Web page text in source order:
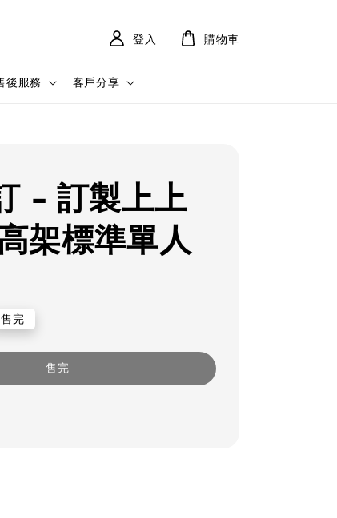
後服務 客戶分享
登入 購物車
- 訂製上上
架標準單人
售完
售完